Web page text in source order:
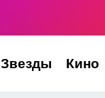
Звезды Кино